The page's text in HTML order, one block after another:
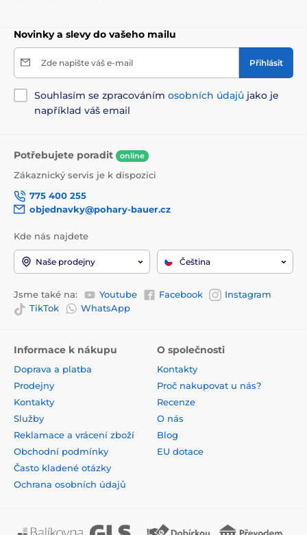
Novinky a slevy do vašeho mailu
Zde napište váš e-mail Přihlásit
Souhlasím se zpracováním osobních údajů jako je
například váš email
Potřebujete poradit online
Zákaznický servis je k dispozici
775 400 255
objednavky@pohary-bauer.cz
Kde nás najdete
Naše prodejny Čeština
Jsme také na: Youtube Facebook
Instagram
TikTok
WhatsApp
Informace k nákupu
Doprava a platba
Prodejny
Kontakty
Služby
Reklamace a vrácení zboží
Obchodní podmínky
Často kladené otázky
Ochrana osobních údajů
O společnosti
Kontakty
Proč nakupovat u nás?
Recenze
O nás
Blog
EU dotace